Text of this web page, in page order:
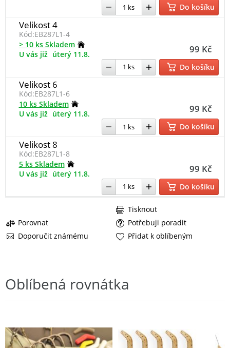
Do košíku
Velikost 4
Kód:EB287L1-4
99 Kč
> 10 ks Skladem
U vás již úterý 11.8.
Do košíku
Velikost 6
Kód:EB287L1-6
99 Kč
10 ks Skladem
U vás již úterý 11.8.
Do košíku
Velikost 8
Kód:EB287L1-8
99 Kč
5 ks Skladem
U vás již úterý 11.8.
Do košíku
Porovnat
Potřebuji poradit
Doporučit známému
Tisknout
Přidat k oblíbeným
Oblíbená rovnátka